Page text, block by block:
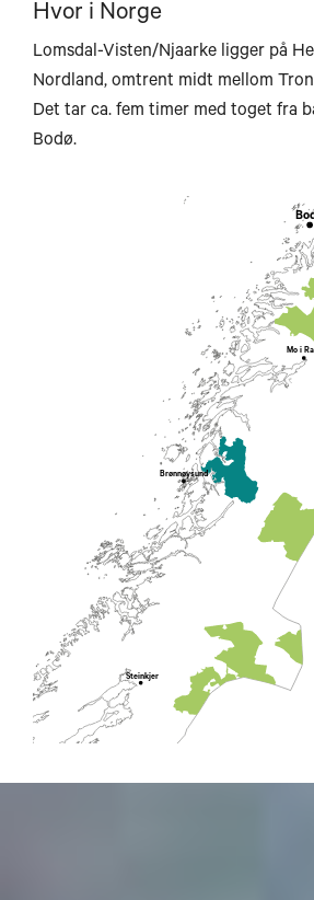
Hvor i Norge
Lomsdal-Visten/Njaarke ligger på
Nordland, omtrent midt mellom
Det tar ca. fem timer med toget fra
Bodø.
Steinkjer
Brønnøysund
Mo i